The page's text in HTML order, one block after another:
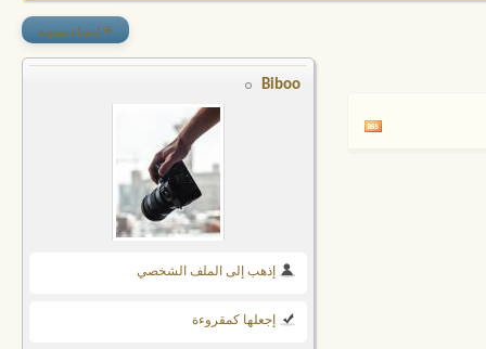
+ إنشاء مدونة
Biboo
إذهب إلى الملف الشخصي
إجعلها كمقروءة